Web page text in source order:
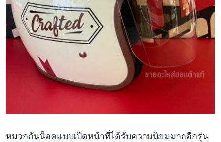
หมวกกันน็อคแบบเปิดหน้าที่ได้รับความนิยมมากอีกรุ่น